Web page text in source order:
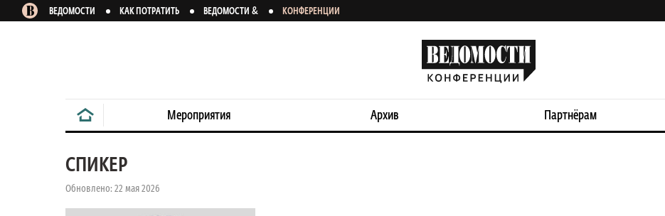
ВЕДОМОСТИ КАК ПОТРАТИТЬ ВЕДОМОСТИ & КОНФЕРЕНЦИИ
Мероприятия Архив Партнёрам
СПИКЕР
Обновлено: 22 мая 2026